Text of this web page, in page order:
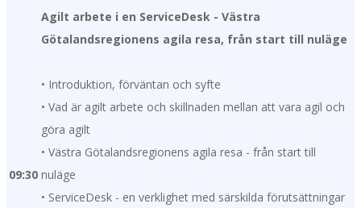
09:30
Agilt arbete i en ServiceDesk - Västra
Götalandsregionens agila resa, från start till nuläge
• Introduktion, förväntan och syfte
• Vad är agilt arbete och skillnaden mellan att vara agil och
göra agilt
• Västra Götalandsregionens agila resa - från start till
nuläge
• ServiceDesk - en verklighet med särskilda förutsättningar